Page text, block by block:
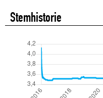
Stemhistorie